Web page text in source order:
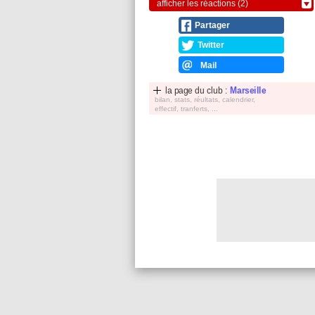
afficher les réactions (2)
Partager
Twitter
Mail
la page du club : Marseille
bilan, stats, réultats, calendrier,
effectif, tranferts, ...